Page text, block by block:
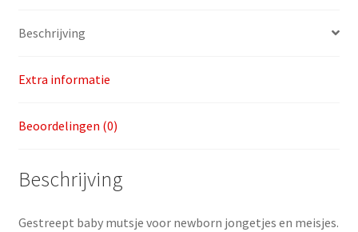
Beschrijving
Extra informatie
Beoordelingen (0)
Beschrijving
Gestreept baby mutsje voor newborn jongetjes en meisjes.